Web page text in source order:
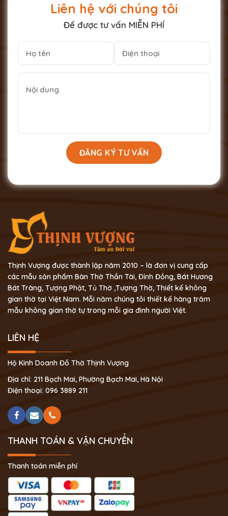
Liên hệ với chúng tôi
Để được tư vấn MIỄN PHÍ
Thịnh Vượng được thành lập năm 2010 – là đơn vị cung cấp
các mẫu sản phẩm Bàn Thờ Thần Tài, Đỉnh Đồng, Bát Hương
Bát Tràng, Tượng Phật, Tủ Thờ ,Tượng Thờ, Thiết kế không
gian thờ tại Việt Nam. Mỗi năm chúng tôi thiết kế hàng trăm
mẫu không gian thờ tự trong mỗi gia đình người Việt.
LIÊN HỆ
Hộ Kinh Doanh Đồ Thờ Thịnh Vượng
Địa chỉ: 211 Bạch Mai, Phường Bạch Mai, Hà Nội
Điện thoại: 096 3889 211
THANH TOÁN & VẬN CHUYỂN
Thanh toán miễn phí